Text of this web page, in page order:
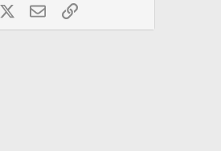
ПочтаСсылкой